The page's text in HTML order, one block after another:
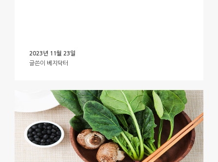
2023년 11월 23일
글쓴이 베지닥터